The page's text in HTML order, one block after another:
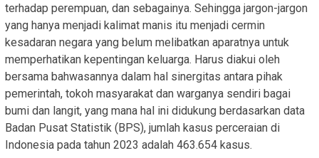
terhadap perempuan, dan sebagainya. Sehingga jargon-jargon
yang hanya menjadi kalimat manis itu menjadi cermin
kesadaran negara yang belum melibatkan aparatnya untuk
memperhatikan kepentingan keluarga. Harus diakui oleh
bersama bahwasannya dalam hal sinergitas antara pihak
pemerintah, tokoh masyarakat dan warganya sendiri bagai
bumi dan langit, yang mana hal ini didukung berdasarkan data
Badan Pusat Statistik (BPS), jumlah kasus perceraian di
Indonesia pada tahun 2023 adalah 463.654 kasus.